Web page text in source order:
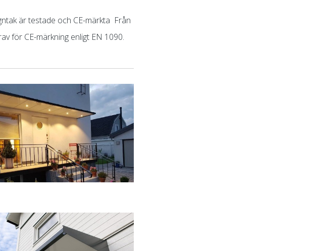
är testade och CE-märkta Från
för CE-märkning enligt EN 1090.